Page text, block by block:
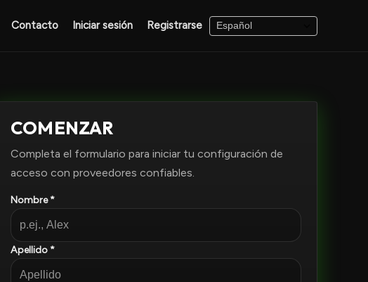
Contacto Iniciar sesión Registrarse
COMENZAR
Completa el formulario para iniciar tu configuración de
acceso con proveedores confiables.
Nombre *
Apellido *